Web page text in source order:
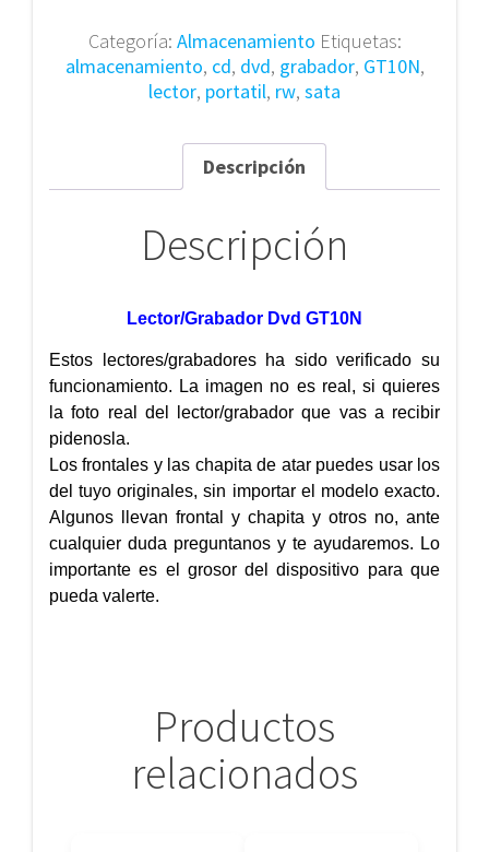
Categoría: Almacenamiento Etiquetas:
almacenamiento, cd, dvd, grabador, GT10N,
lector, portatil, rw, sata
Descripción
Descripción
Lector/Grabador Dvd GT10N
Estos lectores/grabadores ha sido verificado su
funcionamiento. La imagen no es real, si quieres
la foto real del lector/grabador que vas a recibir
pidenosla.
Los frontales y las chapita de atar puedes usar los
del tuyo originales, sin importar el modelo exacto.
Algunos llevan frontal y chapita y otros no, ante
cualquier duda preguntanos y te ayudaremos. Lo
importante es el grosor del dispositivo para que
pueda valerte.
Productos
relacionados